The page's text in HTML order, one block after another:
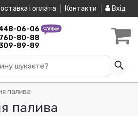
і оплата Контакти Вхід
06-06
760-80-88
89-89
шукаєте?
палива
палива